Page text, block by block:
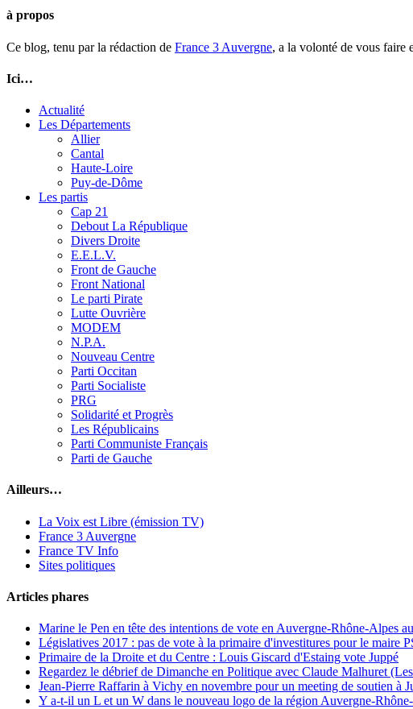
à propos
Ce blog, tenu par la rédaction de France 3 Auvergne, a la volonté de vous faire
Ici…
Actualité
Les Départements
Allier
Cantal
Haute-Loire
Puy-de-Dôme
Les partis
Cap 21
Debout La République
Divers Droite
E.E.L.V.
Front de Gauche
Front National
Le parti Pirate
Lutte Ouvrière
MODEM
N.P.A.
Nouveau Centre
Parti Occitan
Parti Socialiste
PRG
Solidarité et Progrès
Les Républicains
Parti Communiste Français
Parti de Gauche
Ailleurs…
La Voix est Libre (émission TV)
France 3 Auvergne
France TV Info
Sites politiques
Articles phares
Marine le Pen en tête des intentions de vote en Auvergne-Rhône-Alpes
Législatives 2017 : pas de vote à la primaire d'investitures pour le maire
Primaire de la Droite et du Centre : Louis Giscard d'Estaing vote Juppé
Regardez le débrief de Dimanche en Politique avec Claude Malhuret
Jean-Pierre Raffarin à Vichy en novembre pour un meeting de soutien à
Y a-t-il un L et un W dans le nouveau logo de la région Auvergne-